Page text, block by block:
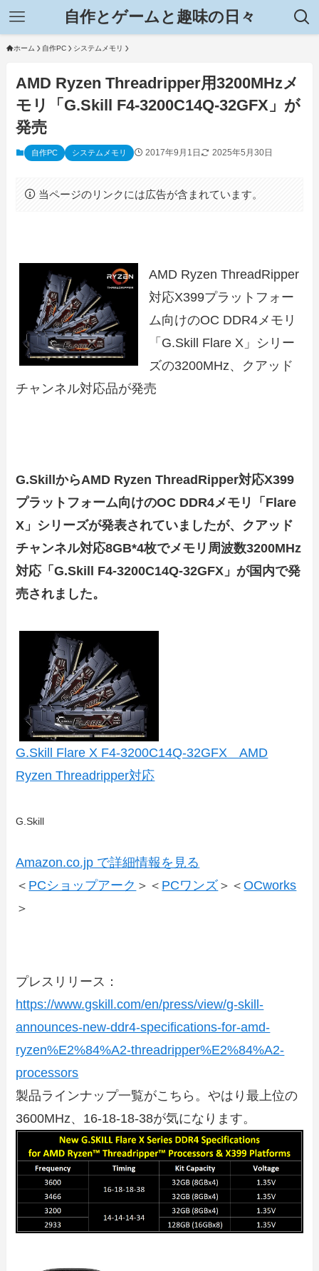
自作とゲームと趣味の日々
ホーム 自作PC システムメモリ
AMD Ryzen Threadripper用3200MHzメ
モリ「G.Skill F4-3200C14Q-32GFX」が
発売
自作PC システムメモリ 2017年9月1日 2025年5月30日
当ページのリンクには広告が含まれています。
AMD Ryzen ThreadRipper
対応X399プラットフォー
ム向けのOC DDR4メモリ
「G.Skill Flare X」シリー
ズの3200MHz、クアッド
チャンネル対応品が発売
G.SkillからAMD Ryzen ThreadRipper対応X399
プラットフォーム向けのOC DDR4メモリ「 Flare
X 」シリーズが発表されていましたが、クアッド
チャンネル対応8GB*4枚でメモリ周波数3200MHz
対応「G.Skill F4-3200C14Q-32GFX」が国内で発
売されました。
G.Skill Flare X F4-3200C14Q-32GFX AMD
Ryzen Threadripper対応
G.Skill
Amazon.co.jp で詳細情報を見る
＜ PCショップアーク ＞＜ PCワンズ ＞＜OCworks
＞
プレスリリース：
https://www.gskill.com/en/press/view/g-skill-
announces-new-ddr4-specifications-for-amd-
ryzen%E2%84%A2-threadripper%E2%84%A2-
processors
製品ラインナップ一覧がこちら。やはり最上位の
3600MHz、16-18-18-38が気になります。